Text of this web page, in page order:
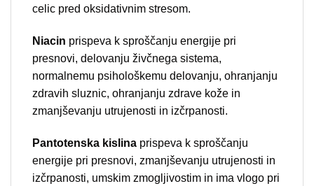
celic pred oksidativnim stresom.
Niacin prispeva k sproščanju energije pri
presnovi, delovanju živčnega sistema,
normalnemu psihološkemu delovanju, ohranjanju
zdravih sluznic, ohranjanju zdrave kože in
zmanjševanju utrujenosti in izčrpanosti.
Pantotenska kislina prispeva k sproščanju
energije pri presnovi, zmanjševanju utrujenosti in
izčrpanosti, umskim zmogljivostim in ima vlogo pri